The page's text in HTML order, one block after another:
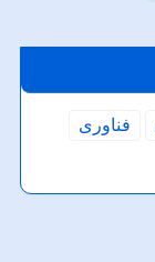
فناوری